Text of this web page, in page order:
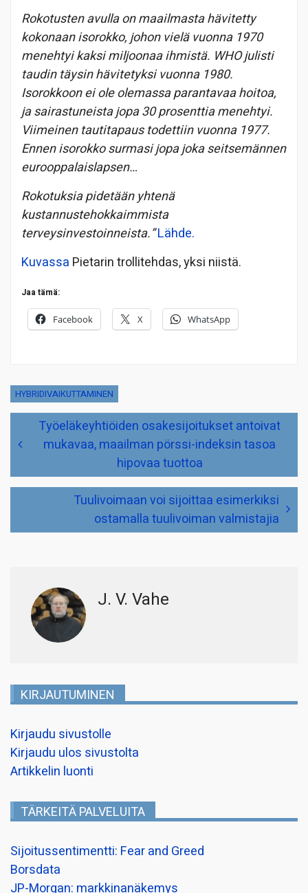
Rokotusten avulla on maailmasta hävitetty
kokonaan isorokko, johon vielä vuonna 1970
menehtyi kaksi miljoonaa ihmistä. WHO julisti
taudin täysin hävitetyksi vuonna 1980.
Isorokkoon ei ole olemassa parantavaa hoitoa,
ja sairastuneista jopa 30 prosenttia menehtyi.
Viimeinen tautitapaus todettiin vuonna 1977.
Ennen isorokko surmasi jopa joka seitsemännen
eurooppalaislapsen…
Rokotuksia pidetään yhtenä
kustannustehokkaimmista
terveysinvestoinneista.”Lähde.
Kuvassa Pietarin trollitehdas, yksi niistä.
Jaa tämä:
Facebook X WhatsApp
HYBRIDIVAIKUTTAMINEN
ArtikkelienTyöeläkeyhtiöiden osakesijoitukset antoivat
mukavaa, maailman pörssi-indeksin tasoa
hipovaa tuottoa
Tuulivoimaan voi sijoittaa esimerkiksi
ostamalla tuulivoiman valmistajia
J. V. Vahe
KIRJAUTUMINEN
Kirjaudu sivustolle
Kirjaudu ulos sivustolta
Artikkelin luonti
TÄRKEITÄ PALVELUITA
Sijoitussentimentti: Fear and Greed
Borsdata
JP-Morgan: markkinanäkemys